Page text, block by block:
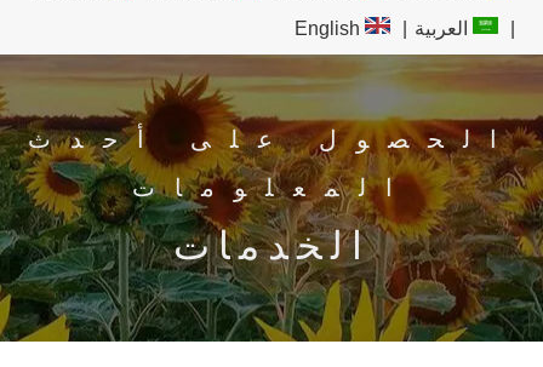
العربية English
الحصول على أحدث
المعلومات
الخدمات